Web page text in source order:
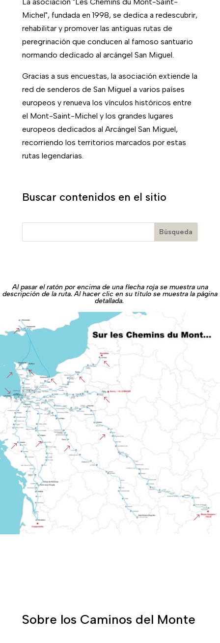
Michel", fundada en 1998, se dedica a redescubrir,
rehabilitar y promover las antiguas rutas de
peregrinación que conducen al famoso santuario
normando dedicado al arcángel San Miguel.
Gracias a sus encuestas, la asociación extiende la
red de senderos de San Miguel a varios países
europeos y renueva los vínculos históricos entre
el Mont-Saint-Michel y los grandes lugares
europeos dedicados al Arcángel San Miguel,
recorriendo los territorios marcados por estas
rutas legendarias.
Buscar contenidos en el sitio
Al pasar el ratón por encima de una flecha roja se muestra una
descripción de la ruta. Al hacer clic en su título se muestra la página
detallada.
&
&
%
%
%
%
%
&
&
&
&
&
'
Sobre los Caminos del Monte